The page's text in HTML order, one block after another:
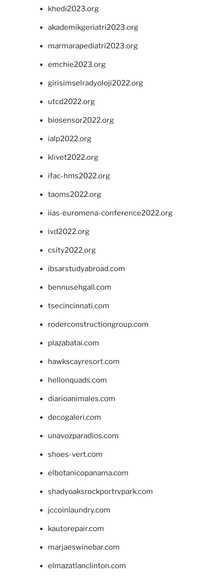
khedi2023.org
akademikgeriatri2023.org
marmarapediatri2023.org
emchie2023.org
girisimselradyoloji2022.org
utcd2022.org
biosensor2022.org
ialp2022.org
klivet2022.org
ifac-hms2022.org
taoms2022.org
iias-euromena-conference2022.org
ivd2022.org
csity2022.org
ibsarstudyabroad.com
bennusehgall.com
tsecincinnati.com
roderconstructiongroup.com
plazabatai.com
hawkscayresort.com
hellonquads.com
diarioanimales.com
decogaleri.com
unavozparadios.com
shoes-vert.com
elbotanicopanama.com
shadyoaksrockportrvpark.com
jccoinlaundry.com
kautorepair.com
marjaeswinebar.com
elmazatlanclinton.com